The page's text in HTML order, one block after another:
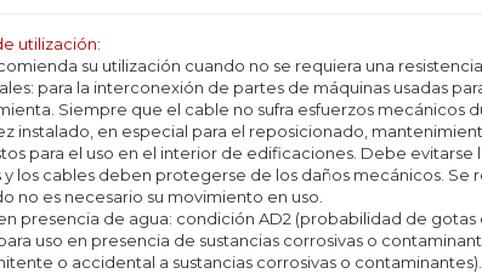
utilización:
su utilización cuando no se requiera una
para la interconexión de partes de máquinas usadas
Siempre que el cable no sufra esfuerzos mecánicos
instalado, en especial para el reposicionado,
para el uso en el interior de edificaciones. Debe
y los cables deben protegerse de los daños mecánicos.
no es necesario su movimiento en uso.
presencia de agua: condición AD2 (probabilidad de gotas
uso en presencia de sustancias corrosivas o
o accidental a sustancias corrosivas o contaminantes).